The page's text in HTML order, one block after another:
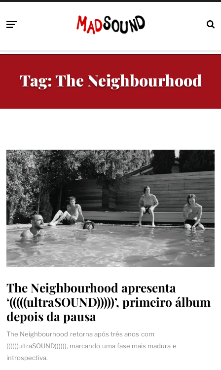
Tag:The Neighbourhood
The Neighbourhood apresenta
‘(((((ultraSOUND)))))’, primeiro álbum
depois da pausa
The Neighbourhood retorna após três anos com
((((((ultraSOUND)))))), marcando uma fase mais madura e
introspectiva.